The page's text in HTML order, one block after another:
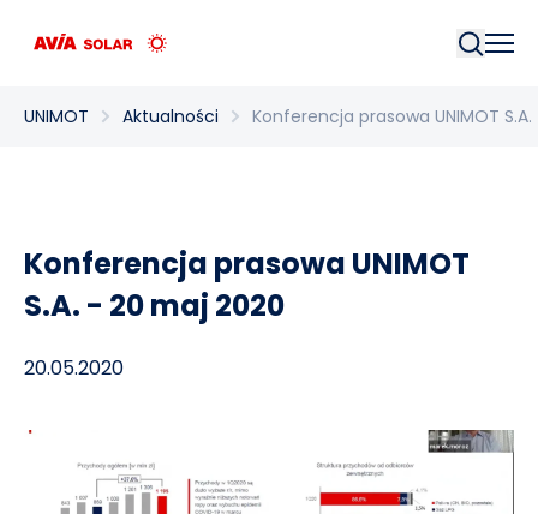
UNIMOT Aktualności Konferencja prasowa UNIMOT
Konferencja prasowa UNIMOT
S.A. - 20 maj 2020
20.05.2020